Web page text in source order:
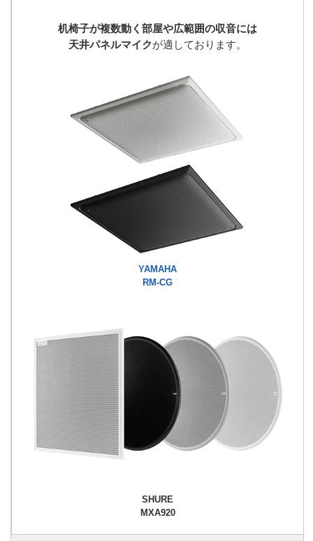
机椅子が複数動く部屋や広範囲の収音には
天井パネルマイクが適しております。
YAMAHA
RM-CG
SHURE
MXA920